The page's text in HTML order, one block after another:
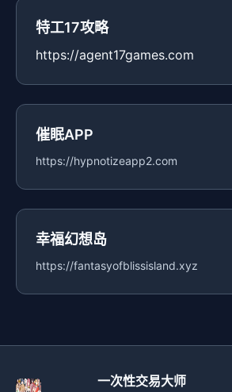
特工17攻略
https://agent17games.com
催眠APP
https://hypnotizeapp2.com
幸福幻想岛
https://fantasyofblissisland.xyz
一次性交易大师